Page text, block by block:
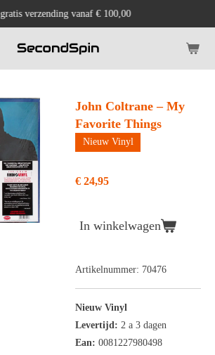
gratis verzending vanaf € 100,00
John Coltrane – My
Favorite Things
Nieuw Vinyl
€ 24,95
In winkelwagen
Artikelnummer: 70476
Nieuw Vinyl
Levertijd: 2 a 3 dagen
Ean: 0081227980498